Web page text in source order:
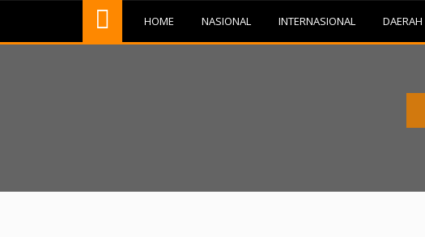
HOME NASIONAL INTERNASIONAL DAERAH